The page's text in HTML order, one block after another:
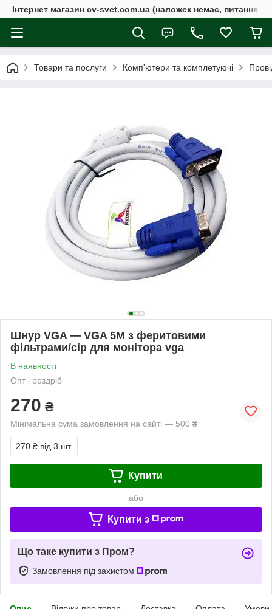
Інтернет магазин cv-svet.com.ua (наложек немає, питання у
Товари та послуги Комп'ютери та комплетуючі
Шнур VGA — VGA 5M з феритовими
фільтрами/сір для монітора vga
В наявності
Опт і роздріб
270 ₴
Мінімальна сума замовлення на сайті — 500 ₴
270 ₴ від 3 шт.
Купити
або
Купити з
Що таке купити з Пром?
Замовлення під захистом